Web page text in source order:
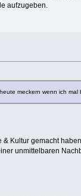
aufzugeben.
meckern wenn ich mal
Kultur gemacht
unmittelbaren